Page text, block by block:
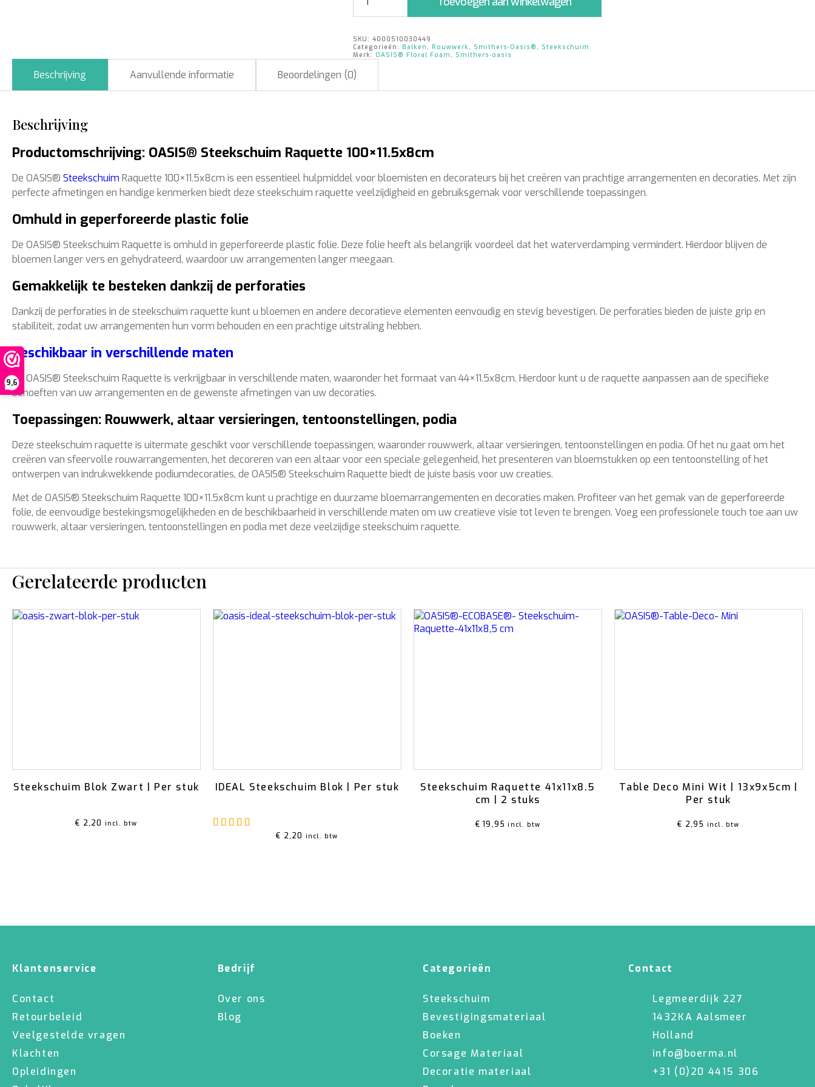
9,6
Raquette
100x11.5x8cm
SKU: 4000510030449
Categorieën: Balken , Rouwwerk, Smithers-Oasis® , Steekschuim
Merk: OASIS® Floral Foam , Smithers‑oasis
Beschrijving Aanvullende informatie Beoordelingen (0)
Beschrijving
Productomschrijving: OASIS® Steekschuim Raquette 100×11.5x8cm
De OASIS® Steekschuim Raquette 100×11.5x8cm is een essentieel hulpmiddel voor bloemisten en decorateurs bij het creëren van prachtige arrangementen en decoraties. Met zijn
perfecte afmetingen en handige kenmerken biedt deze steekschuim raquette veelzijdigheid en gebruiksgemak voor verschillende toepassingen.
Omhuld in geperforeerde plastic folie
De OASIS® Steekschuim Raquette is omhuld in geperforeerde plastic folie. Deze folie heeft als belangrijk voordeel dat het waterverdamping vermindert. Hierdoor blijven de
bloemen langer vers en gehydrateerd, waardoor uw arrangementen langer meegaan.
Gemakkelijk te besteken dankzij de perforaties
Dankzij de perforaties in de steekschuim raquette kunt u bloemen en andere decoratieve elementen eenvoudig en stevig bevestigen. De perforaties bieden de juiste grip en
stabiliteit, zodat uw arrangementen hun vorm behouden en een prachtige uitstraling hebben.
Beschikbaar in verschillende maten
De OASIS® Steekschuim Raquette is verkrijgbaar in verschillende maten, waaronder het formaat van 44×11.5x8cm. Hierdoor kunt u de raquette aanpassen aan de specifieke
behoeften van uw arrangementen en de gewenste afmetingen van uw decoraties.
Toepassingen: Rouwwerk, altaar versieringen, tentoonstellingen, podia
Deze steekschuim raquette is uitermate geschikt voor verschillende toepassingen, waaronder rouwwerk, altaar versieringen, tentoonstellingen en podia. Of het nu gaat om het
creëren van sfeervolle rouwarrangementen, het decoreren van een altaar voor een speciale gelegenheid, het presenteren van bloemstukken op een tentoonstelling of het
ontwerpen van indrukwekkende podiumdecoraties, de OASIS® Steekschuim Raquette biedt de juiste basis voor uw creaties.
Met de OASIS® Steekschuim Raquette 100×11.5x8cm kunt u prachtige en duurzame bloemarrangementen en decoraties maken. Profiteer van het gemak van de geperforeerde
folie, de eenvoudige bestekingsmogelijkheden en de beschikbaarheid in verschillende maten om uw creatieve visie tot leven te brengen. Voeg een professionele touch toe aan uw
rouwwerk, altaar versieringen, tentoonstellingen en podia met deze veelzijdige steekschuim raquette.
Gerelateerde producten
Steekschuim Blok Zwart | Per stuk
€ 2,20 incl. btw
IDEAL Steekschuim Blok | Per stuk
€ 2,20 incl. btw
Steekschuim Raquette 41x11x8.5
cm | 2 stuks
€ 19,95 incl. btw
Table Deco Mini Wit | 13x9x5cm |
Per stuk
€ 2,95 incl. btw
Klantenservice
Contact
Retourbeleid
Veelgestelde vragen
Klachten
Opleidingen
Bedrijf
Over ons
Blog
Categorieën
Steekschuim
Bevestigingsmateriaal
Boeken
Corsage Materiaal
Decoratie materiaal
Contact
Legmeerdijk 227
1432KA Aalsmeer
Holland
info@boerma.nl
+31 (0)20 4415 306